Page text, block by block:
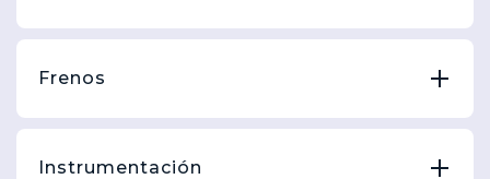
Frenos
Instrumentación